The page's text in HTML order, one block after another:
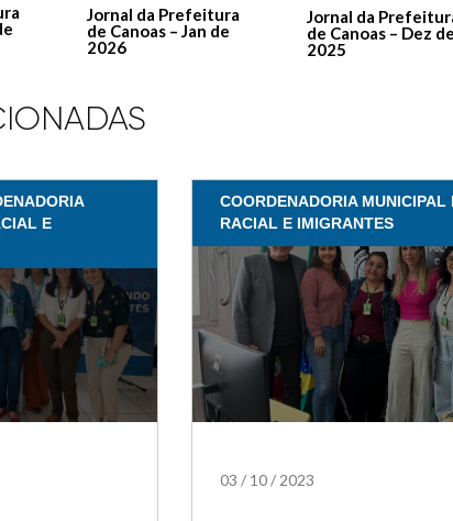
Jornal da Prefeitura
de Canoas – Jan de
2026
Jornal da
de Canoas – Dez de
2025
E
COORDENADORIA MUNICIPAL
RACIAL E IMIGRANTES
03 / 10/ 2023